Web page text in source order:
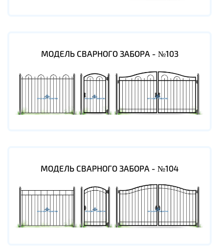
МОДЕЛЬ СВАРНОГО ЗАБОРА - №103
МОДЕЛЬ СВАРНОГО ЗАБОРА - №104